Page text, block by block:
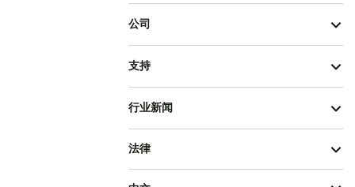
公司
支持
行业新闻
法律